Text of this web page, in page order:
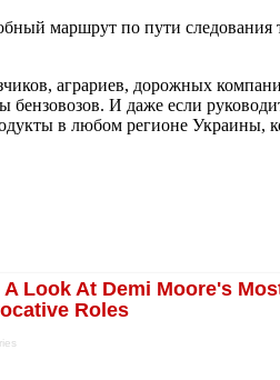
маршрут по пути следования
аграриев, дорожных
И даже если
в любом регионе Украины,